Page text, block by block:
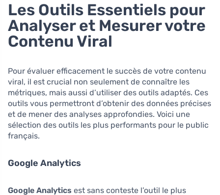
Les Outils Essentiels pour
Analyser et Mesurer votre
Contenu Viral
Pour évaluer efficacement le succès de votre contenu
viral, il est crucial non seulement de connaître les
métriques, mais aussi d’utiliser des outils adaptés. Ces
outils vous permettront d’obtenir des données précises
et de mener des analyses approfondies. Voici une
sélection des outils les plus performants pour le public
français.
Google Analytics
Google Analytics est sans conteste l’outil le plus